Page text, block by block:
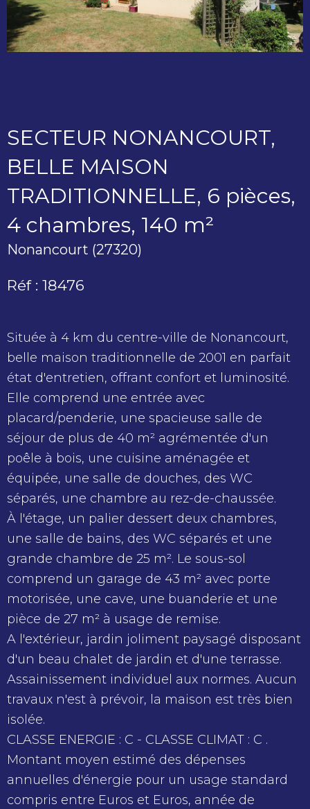
SECTEUR NONANCOURT,
BELLE MAISON
TRADITIONNELLE, 6 pièces,
4 chambres, 140 m²
Nonancourt (27320)
Réf : 18476
Située à 4 km du centre-ville de Nonancourt,
belle maison traditionnelle de 2001 en parfait
état d'entretien, offrant confort et luminosité.
Elle comprend une entrée avec
placard/penderie, une spacieuse salle de
séjour de plus de 40 m² agrémentée d'un
poêle à bois, une cuisine aménagée et
équipée, une salle de douches, des WC
séparés, une chambre au rez-de-chaussée.
À l'étage, un palier dessert deux chambres,
une salle de bains, des WC séparés et une
grande chambre de 25 m². Le sous-sol
comprend un garage de 43 m² avec porte
motorisée, une cave, une buanderie et une
pièce de 27 m² à usage de remise.
A l'extérieur, jardin joliment paysagé disposant
d'un beau chalet de jardin et d'une terrasse.
Assainissement individuel aux normes. Aucun
travaux n'est à prévoir, la maison est très bien
isolée.
CLASSE ENERGIE : C - CLASSE CLIMAT : C .
Montant moyen estimé des dépenses
annuelles d'énergie pour un usage standard
compris entre Euros et Euros, année de